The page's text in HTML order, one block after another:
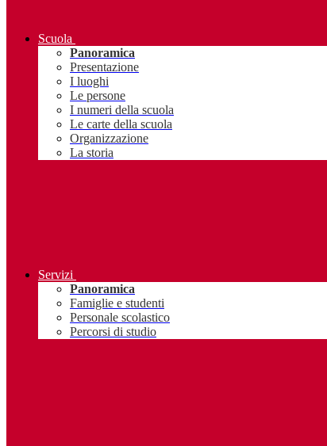
Scuola
Panoramica
Presentazione
I luoghi
Le persone
I numeri della scuola
Le carte della scuola
Organizzazione
La storia
Servizi
Panoramica
Famiglie e studenti
Personale scolastico
Percorsi di studio